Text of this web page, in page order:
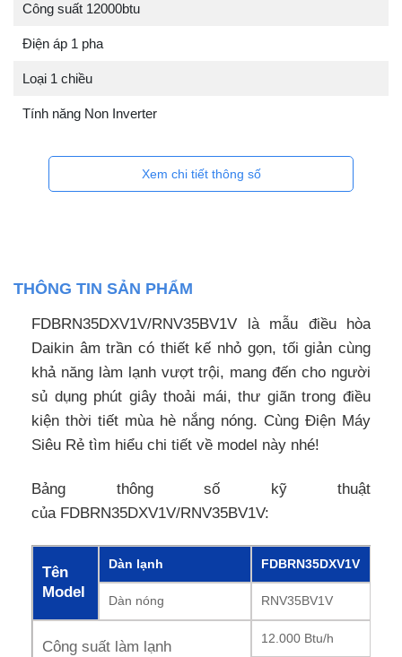
Công suất 12000btu
Điện áp 1 pha
Loại 1 chiều
Tính năng Non Inverter
Xem chi tiết thông số
THÔNG TIN SẢN PHẨM
FDBRN35DXV1V/RNV35BV1V là mẫu điều hòa
Daikin âm trần có thiết kế nhỏ gọn, tối giản cùng
khả năng làm lạnh vượt trội, mang đến cho người
sủ dụng phút giây thoải mái, thư giãn trong điều
kiện thời tiết mùa hè nắng nóng. Cùng Điện Máy
Siêu Rẻ tìm hiểu chi tiết về model này nhé!
Bảng thông số kỹ thuật
của FDBRN35DXV1V/RNV35BV1V:
Tên
Model
Dàn lạnh FDBRN35DXV1V
Dàn nóng RNV35BV1V
Công suất làm lạnh 12.000 Btu/h